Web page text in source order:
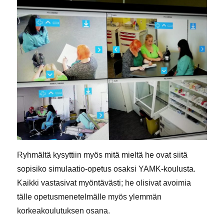
Ryhmältä kysyttiin myös mitä mieltä he ovat siitä
sopisiko simulaatio-opetus osaksi YAMK-koulusta.
Kaikki vastasivat myöntävästi; he olisivat avoimia
tälle opetusmenetelmälle myös ylemmän
korkeakoulutuksen osana.